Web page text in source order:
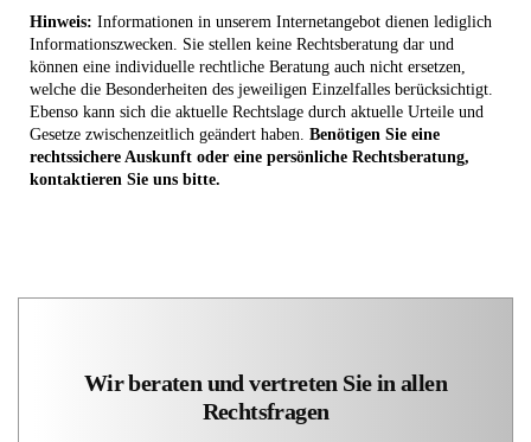
Hinweis: Informationen in unserem Internetangebot dienen lediglich
Informationszwecken. Sie stellen keine Rechtsberatung dar und
können eine individuelle rechtliche Beratung auch nicht ersetzen,
welche die Besonderheiten des jeweiligen Einzelfalles berücksichtigt.
Ebenso kann sich die aktuelle Rechtslage durch aktuelle Urteile und
Gesetze zwischenzeitlich geändert haben. Benötigen Sie eine
rechtssichere Auskunft oder eine persönliche Rechtsberatung,
kontaktieren Sie uns bitte.
Wir beraten und vertreten Sie in allen
Rechtsfragen